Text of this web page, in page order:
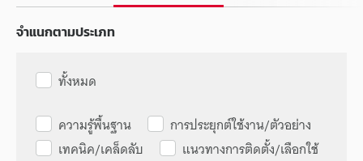
จำแนกตามประเภท
ทั้งหมด
ความรู้พื้นฐาน
การประยุกต์ใช้งาน/ตัวอย่าง
เทคนิค/เคล็ดลับ
แนวทางการติดตั้ง/เลือกใช้